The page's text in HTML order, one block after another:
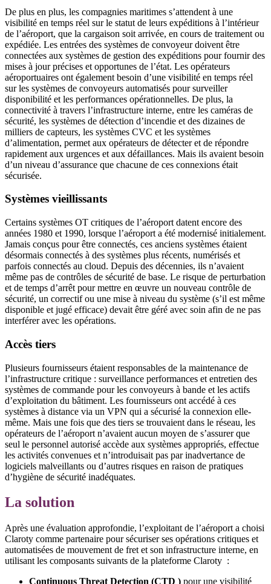
De plus en plus, les compagnies maritimes s’attendent à une
visibilité en temps réel sur le statut de leurs expéditions à l’intérieur
de l’aéroport, que la cargaison soit arrivée, en cours de traitement ou
expédiée. Les entrées des systèmes de convoyeur doivent être
connectées aux systèmes de gestion des expéditions pour fournir des
mises à jour précises et opportunes de l’état. Les opérateurs
aéroportuaires ont également besoin d’une visibilité en temps réel
sur les systèmes de convoyeurs automatisés pour surveiller
disponibilité et les performances opérationnelles. De plus, la
connectivité à travers l’infrastructure interne, entre les caméras de
sécurité, les systèmes de détection d’incendie et des dizaines de
milliers de capteurs, les systèmes CVC et les systèmes
d’alimentation, permet aux opérateurs de détecter et de répondre
rapidement aux urgences et aux défaillances. Mais ils avaient besoin
d’un niveau d’assurance que chacune de ces connexions était
sécurisée.
Systèmes vieillissants
Certains systèmes OT critiques de l’aéroport datent encore des
années 1980 et 1990, lorsque l’aéroport a été modernisé initialement.
Jamais conçus pour être connectés, ces anciens systèmes étaient
désormais connectés à des systèmes plus récents, numérisés et
parfois connectés au cloud. Depuis des décennies, ils n’avaient
même pas de contrôles de sécurité de base. Le risque de perturbation
et de temps d’arrêt pour mettre en œuvre un nouveau contrôle de
sécurité, un correctif ou une mise à niveau du système (s’il est même
disponible et jugé efficace) devait être géré avec soin afin de ne pas
interférer avec les opérations.
Accès tiers
Plusieurs fournisseurs étaient responsables de la maintenance de
l’infrastructure critique : surveillance performances et entretien des
systèmes de commande pour les convoyeurs à bande et les actifs
d’exploitation du bâtiment. Les fournisseurs ont accédé à ces
systèmes à distance via un VPN qui a sécurisé la connexion elle-
même. Mais une fois que des tiers se trouvaient dans le réseau, les
opérateurs de l’aéroport n’avaient aucun moyen de s’assurer que
seul le personnel autorisé accède aux systèmes appropriés, effectue
les activités convenues et n’introduisait pas par inadvertance de
logiciels malveillants ou d’autres risques en raison de pratiques
d’hygiène de sécurité inadéquates.
La solution
Après une évaluation approfondie, l’exploitant de l’aéroport a choisi
Claroty comme partenaire pour sécuriser ses opérations critiques et
automatisées de mouvement de fret et son infrastructure interne, en
utilisant les composants suivants de la plateforme Claroty :
Continuous Threat Detection (CTD ) pour une visibilité